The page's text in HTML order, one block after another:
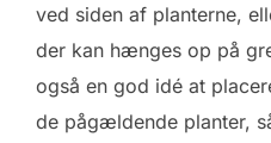
ved siden af planterne,
der kan hænges op på
også en god idé at
de pågældende planter,